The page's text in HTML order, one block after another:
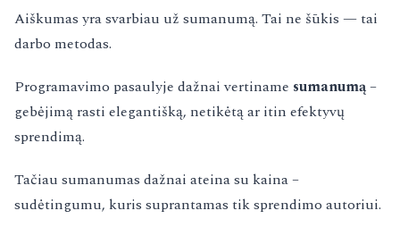
Aiškumas yra svarbiau už sumanumą. Tai ne šūkis — tai
darbo metodas.
Programavimo pasaulyje dažnai vertiname sumanumą–
gebėjimą rasti elegantišką, netikėtą ar itin efektyvų
sprendimą.
Tačiau sumanumas dažnai ateina su kaina –
sudėtingumu, kuris suprantamas tik sprendimo autoriui.